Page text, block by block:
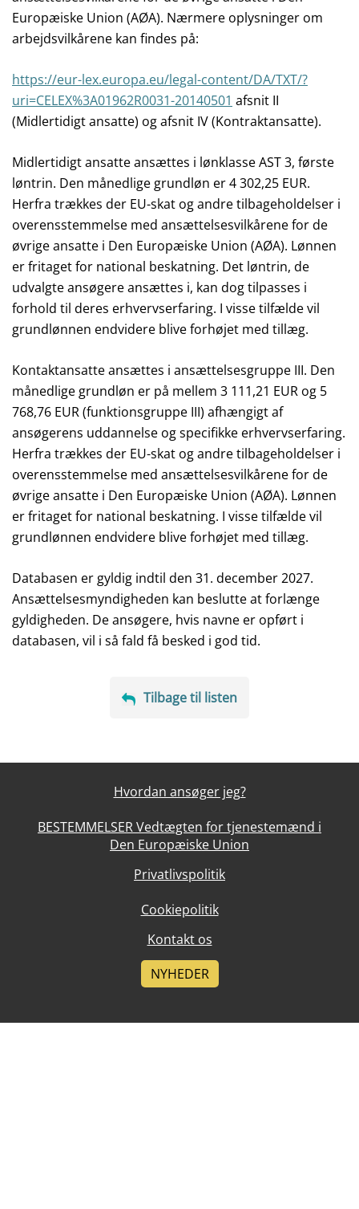
Europæiske Union (AØA). Nærmere oplysninger om
arbejdsvilkårene kan findes på:
https://eur-lex.europa.eu/legal-content/DA/TXT/?
uri=CELEX%3A01962R0031-20140501 afsnit II
(Midlertidigt ansatte) og afsnit IV (Kontraktansatte).
Midlertidigt ansatte ansættes i lønklasse AST 3, første
løntrin. Den månedlige grundløn er 4 302,25 EUR.
Herfra trækkes der EU-skat og andre tilbageholdelser i
overensstemmelse med ansættelsesvilkårene for de
øvrige ansatte i Den Europæiske Union (AØA). Lønnen
er fritaget for national beskatning. Det løntrin, de
udvalgte ansøgere ansættes i, kan dog tilpasses i
forhold til deres erhvervserfaring. I visse tilfælde vil
grundlønnen endvidere blive forhøjet med tillæg.
Kontaktansatte ansættes i ansættelsesgruppe III. Den
månedlige grundløn er på mellem 3 111,21 EUR og 5
768,76 EUR (funktionsgruppe III) afhængigt af
ansøgerens uddannelse og specifikke erhvervserfaring.
Herfra trækkes der EU-skat og andre tilbageholdelser i
overensstemmelse med ansættelsesvilkårene for de
øvrige ansatte i Den Europæiske Union (AØA). Lønnen
er fritaget for national beskatning. I visse tilfælde vil
grundlønnen endvidere blive forhøjet med tillæg.
Databasen er gyldig indtil den 31. december 2027.
Ansættelsesmyndigheden kan beslutte at forlænge
gyldigheden. De ansøgere, hvis navne er opført i
databasen, vil i så fald få besked i god tid.
Tilbage til listen
Hvordan ansøger jeg?
BESTEMMELSER Vedtægten for tjenestemænd i
Den Europæiske Union
Privatlivspolitik
Cookiepolitik
Kontakt os
NYHEDER